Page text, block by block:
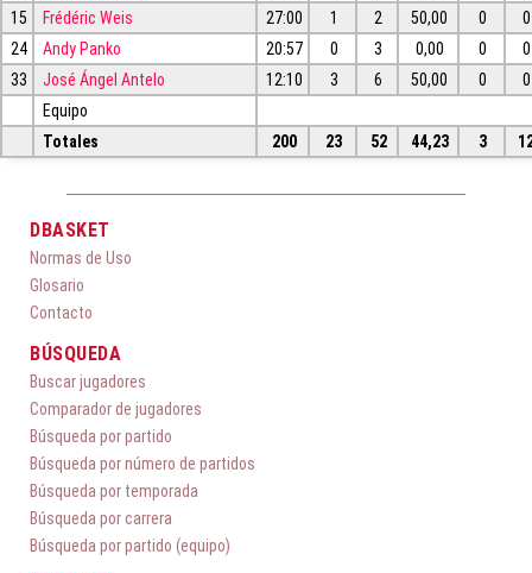
15
Frédéric Weis 27:00 1 2 50,00 0
0
24
Andy Panko 20:57 0 3 0,00 0
0
33
José Ángel Antelo 12:10 3 6 50,00 0
0
Equipo
Totales
200 23 52 44,23 3
DBASKET
Normas de Uso
Glosario
Contacto
BÚSQUEDA
Buscar jugadores
Comparador de jugadores
Búsqueda por partido
Búsqueda por número de partidos
Búsqueda por temporada
Búsqueda por carrera
Búsqueda por partido (equipo)